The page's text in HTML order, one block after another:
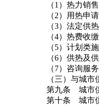
（1）热力销售
（2）用热申请
（3）法定供热
（4）热费收缴
（5）计划类施
（6）供热及供
（7）咨询服务
（三）与城市供
第九条 城市供水
第十条 城市供水